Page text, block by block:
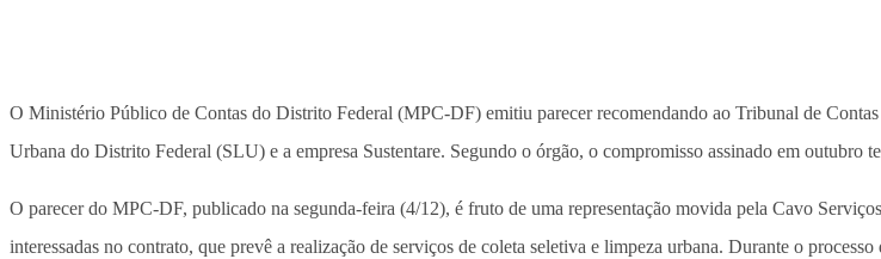
O Ministério Público de Contas do Distrito Federal (MPC-DF) emitiu parecer recomendando ao Tribunal de
Urbana do Distrito Federal (SLU) e a empresa Sustentare. Segundo o órgão, o compromisso assinado em outubro
O parecer do MPC-DF, publicado na segunda-feira (4/12), é fruto de uma representação movida pela Cavo
interessadas no contrato, que prevê a realização de serviços de coleta seletiva e limpeza urbana. Durante o